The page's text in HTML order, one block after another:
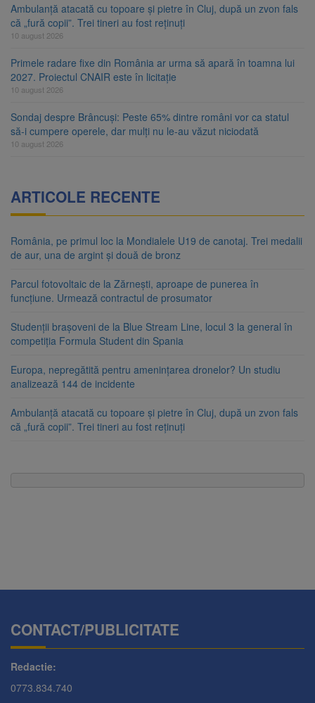
Ambulanță atacată cu topoare și pietre în Cluj, după un zvon fals
că „fură copii”. Trei tineri au fost reținuți
10 august 2026
Primele radare fixe din România ar urma să apară în toamna lui
2027. Proiectul CNAIR este în licitație
10 august 2026
Sondaj despre Brâncuși: Peste 65% dintre români vor ca statul
să-i cumpere operele, dar mulți nu le-au văzut niciodată
10 august 2026
ARTICOLE RECENTE
România, pe primul loc la Mondialele U19 de canotaj. Trei medalii
de aur, una de argint și două de bronz
Parcul fotovoltaic de la Zărnești, aproape de punerea în
funcțiune. Urmează contractul de prosumator
Studenții brașoveni de la Blue Stream Line, locul 3 la general în
competiția Formula Student din Spania
Europa, nepregătită pentru amenințarea dronelor? Un studiu
analizează 144 de incidente
Ambulanță atacată cu topoare și pietre în Cluj, după un zvon fals
că „fură copii”. Trei tineri au fost reținuți
CONTACT/PUBLICITATE
Redactie:
0773.834.740